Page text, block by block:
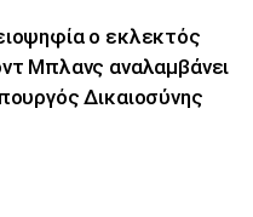
ο εκλεκτός
Μπλανς αναλαμβάνει
Δικαιοσύνης